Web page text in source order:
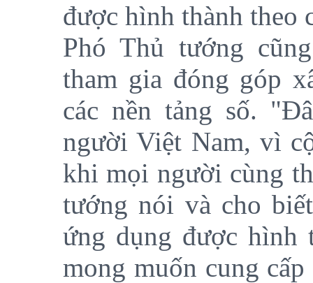
được hình thành theo
Phó Thủ tướng
tham gia đóng góp
các nền tảng số.
người Việt Nam, vì
khi mọi người cùng
tướng nói và cho
ứng dụng được hình
mong muốn cung